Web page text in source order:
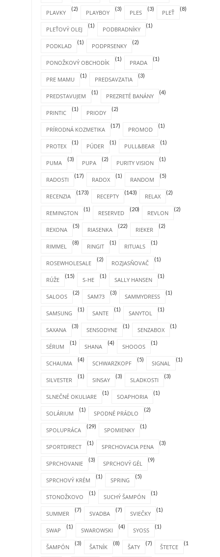
PLAVKY
(2)
PLAYBOY
(3)
PLES
(3)
PLEŤ
(8)
PLEŤOVÝ OLEJ
(1)
PODBRADNÍKY
(1)
PODKLAD
(1)
PODPRSENKY
(2)
PONOŽKOVÝ OBCHODÍK
(1)
PRADA
(1)
PRE MAMU
(1)
PREDSAVZATIA
(3)
PREDSTAVUJEM
(1)
PREZRETÉ BANÁNY
(4)
PRINTIC
(1)
PRIODY
(2)
PRÍRODNÁ KOZMETIKA
(17)
PROMOD
(1)
PROTEX
(1)
PÚDER
(1)
PULL&BEAR
(1)
PUMA
(3)
PUPA
(2)
PURITY VISION
(1)
RADOSTI
(17)
RADOX
(1)
RANDOM
(5)
RECENZIA
(173)
RECEPTY
(143)
RELAX
(2)
REMINGTON
(1)
RESERVED
(20)
REVLON
(2)
REXONA
(5)
RIASENKA
(22)
RIEKER
(2)
RIMMEL
(8)
RINGIT
(1)
RITUALS
(1)
ROSEWHOLESALE
(2)
ROZJASŇOVAČ
(1)
RÚŽE
(15)
S-HE
(1)
SALLY HANSEN
(1)
SALOOS
(2)
SAM73
(3)
SAMMYDRESS
(1)
SAMSUNG
(1)
SANTE
(1)
SANYTOL
(1)
SAXANA
(3)
SENSODYNE
(1)
SENZABOX
(1)
SÉRUM
(1)
SHANA
(4)
SHOOOS
(1)
SCHAUMA
(4)
SCHWARZKOPF
(5)
SIGNAL
(1)
SILVESTER
(1)
SINSAY
(3)
SLADKOSTI
(3)
SLNEČNÉ OKULIARE
(1)
SOAPHORIA
(1)
SOLÁRIUM
(1)
SPODNÉ PRÁDLO
(2)
SPOLUPRÁCA
(29)
SPOMIENKY
(1)
SPORTDIRECT
(1)
SPRCHOVACIA PENA
(3)
SPRCHOVANIE
(3)
SPRCHOVÝ GÉL
(9)
SPRCHOVÝ KRÉM
(1)
SPRING
(5)
STONOŽKOVO
(1)
SUCHÝ ŠAMPÓN
(1)
SUMMER
(7)
SVADBA
(7)
SVIEČKY
(1)
SWAP
(1)
SWAROWSKI
(4)
SYOSS
(1)
ŠAMPÓN
(3)
ŠATNÍK
(8)
ŠATY
(7)
ŠTETCE
(1)